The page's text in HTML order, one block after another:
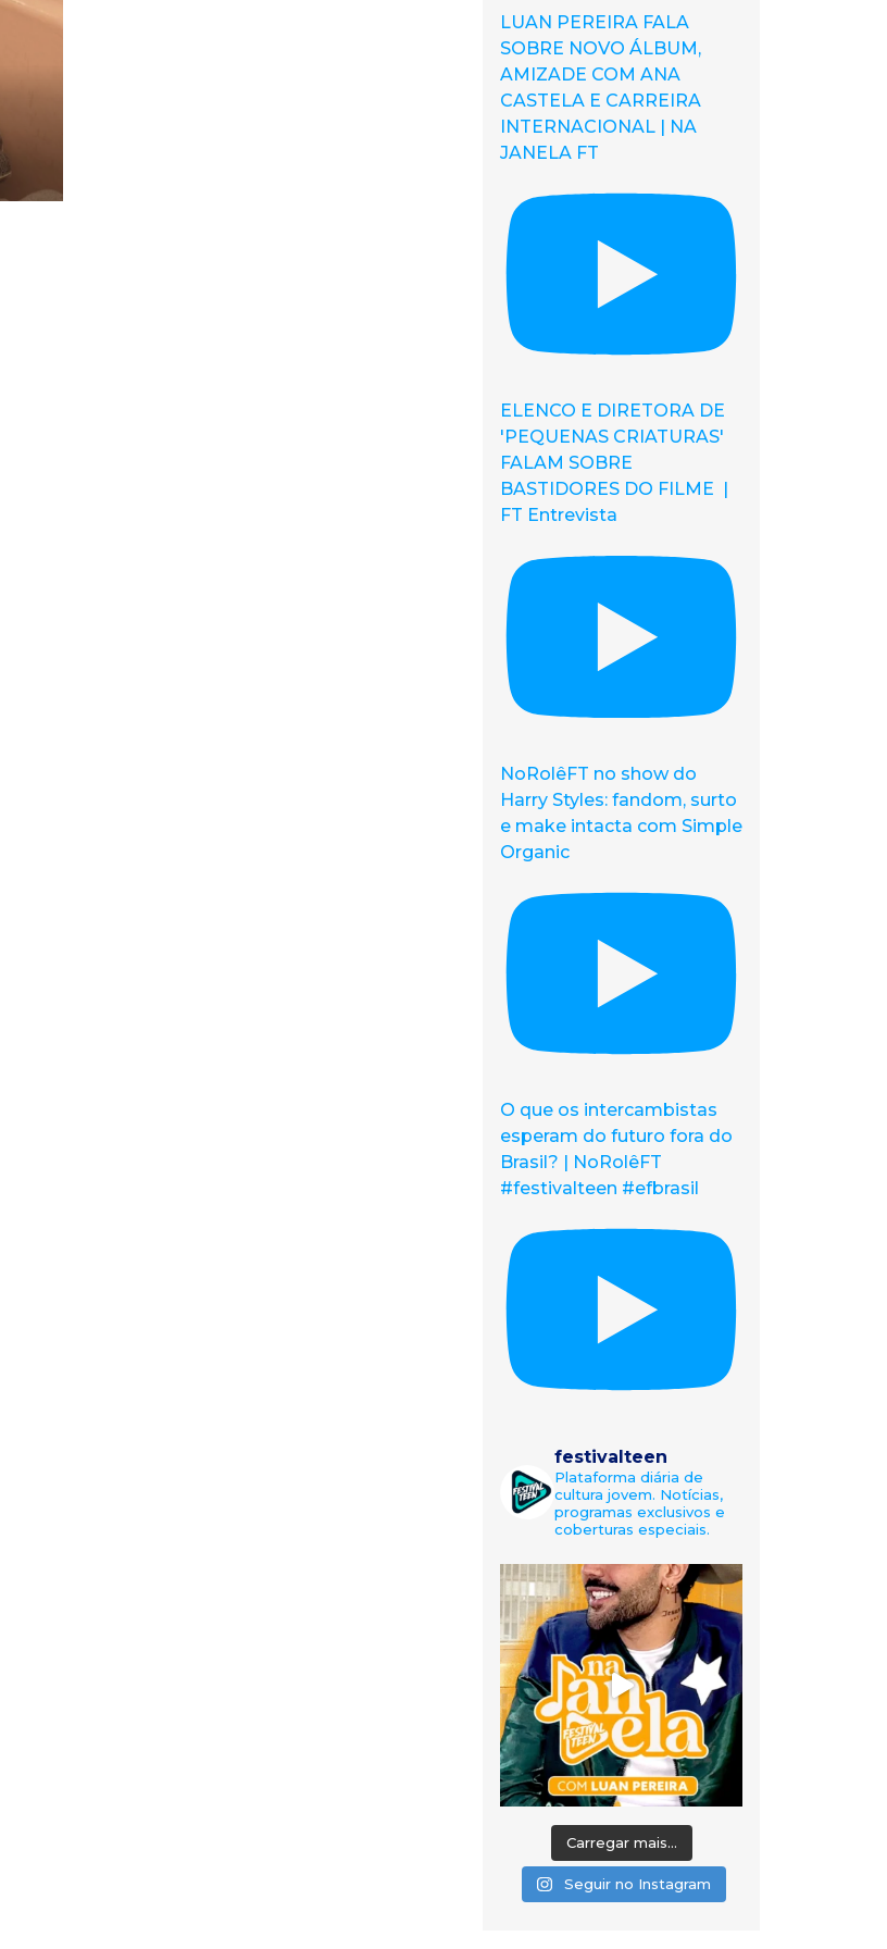
LUAN PEREIRA FALA
SOBRE NOVO ÁLBUM,
AMIZADE COM ANA
CASTELA E CARREIRA
INTERNACIONAL | NA
JANELA FT
ELENCO E DIRETORA DE
'PEQUENAS CRIATURAS'
FALAM SOBRE
BASTIDORES DO FILME |
FT Entrevista
NoRolêFT no show do
Harry Styles: fandom, surto
e make intacta com Simple
Organic
O que os intercambistas
esperam do futuro fora do
Brasil? | NoRolêFT
#festivalteen #efbrasil
festivalteen
Plataforma diária de
cultura jovem. Notícias,
programas exclusivos e
coberturas especiais.
Carregar mais...
Seguir no Instagram